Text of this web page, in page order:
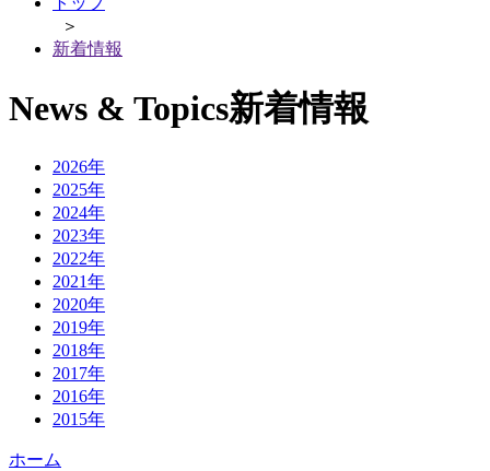
＞
新着情報
News & Topics新着情報
2026年
2025年
2024年
2023年
2022年
2021年
2020年
2019年
2018年
2017年
2016年
2015年
ホーム